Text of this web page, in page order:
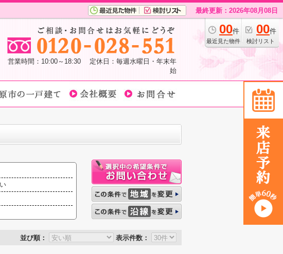
最終更新：2026年08月08日
00件
最近見た物件
00件
検討リスト
営業時間：10:00～18:30 定休日：毎週水曜日・年末年
始
並び順： 表示件数：